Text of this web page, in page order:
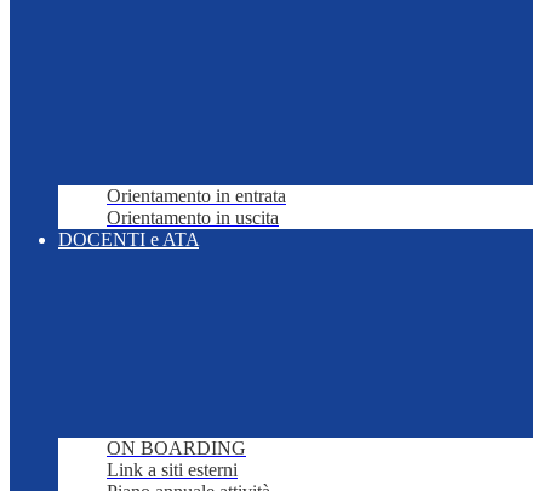
Orientamento in entrata
Orientamento in uscita
DOCENTI e ATA
ON BOARDING
Link a siti esterni